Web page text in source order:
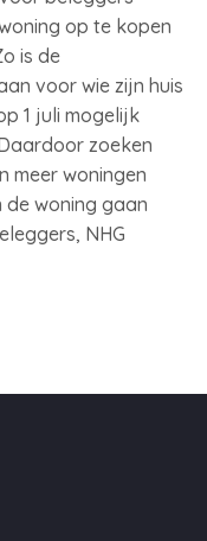
op te kopen
is de
voor wie zijn huis
1 juli mogelijk
zoeken
meer woningen
woning gaan
NHG